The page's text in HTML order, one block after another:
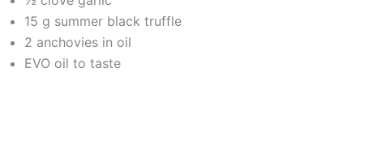
15 g summer black truffle
2 anchovies in oil
EVO oil to taste